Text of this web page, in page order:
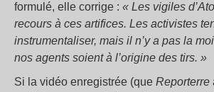
formulé, elle corrige : « Les vigiles
recours à ces artifices. Les activistes
instrumentaliser, mais il n’y a pas la
nos agents soient à l’origine des tirs. »
Si la vidéo enregistrée (que Reporterre